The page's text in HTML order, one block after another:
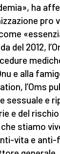
ha
pro
del 2012,
e alla
l’Oms
sessuale e
e del
stiamo
vita e anti-